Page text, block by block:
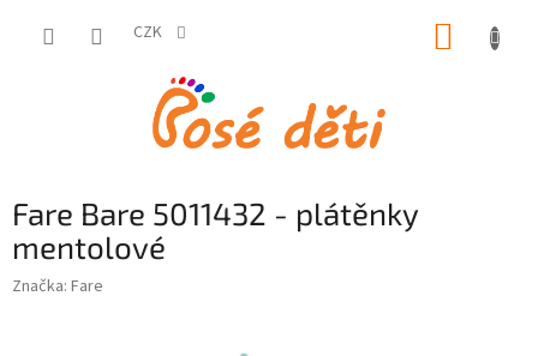
CZK
Fare Bare 5011432 - plátěnky
mentolové
Značka: Fare